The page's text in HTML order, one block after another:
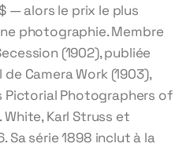
— alors le prix le plus
photographie. Membre
(1902), publiée
Camera Work (1903),
Photographers of
White, Karl Struss et
Sa série 1898 inclut à la